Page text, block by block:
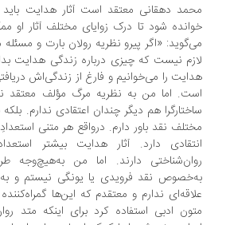
دهقانی معتقد است آثار هدایت باید با
شود تا درک زوایای مختلف آثار او ممکن
«اگر پیرو نظریه رولان بارت و مسئله مرگ
نیست که چیزی درباره زندگی هدایت بدانیم.
را می‌خوانیم و فارغ از زندگی‌اش دریافتی
اما من به نظریه مرگ مؤلف معتقد نیستم
هم دیگر چندان اعتقادی ندارم. بلکه به
نقد باور دارم. درواقع هر متنی استعدادِ یک،
دارد. آثار هدایت بیشتر استعداد نقد
دارند. اما من به‌هیچ‌وجه طرفدار
نقد فرویدی یا یونگی نیستم و به این
ندارم و معتقدم که این‌ها گمراه‌کننده
ادبی استفاده کرد برای اینکه متد روان‌کاوی